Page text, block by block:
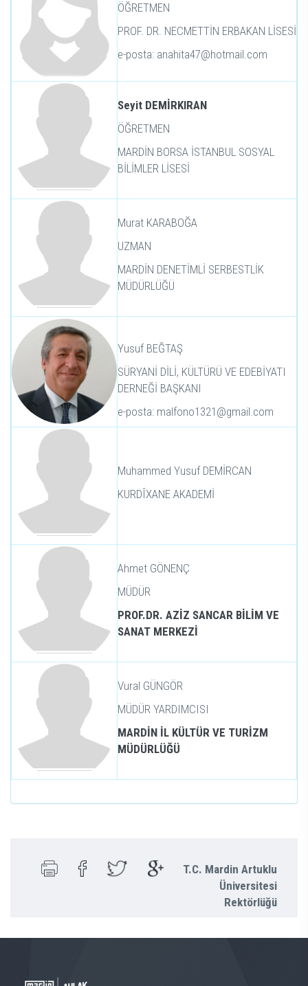
ÖĞRETMEN
PROF. DR. NECMETTİN ERBAKAN LİSESİ
e-posta: anahita47@hotmail.com
Seyit DEMİRKIRAN
ÖĞRETMEN
MARDİN BORSA İSTANBUL SOSYAL
BİLİMLER LİSESİ
Murat KARABOĞA
UZMAN
MARDİN DENETİMLİ SERBESTLİK
MÜDÜRLÜĞÜ
Yusuf BEĞTAŞ
SÜRYANİ DİLİ, KÜLTÜRÜ VE EDEBİYATI
DERNEĞİ BAŞKANI
e-posta: malfono1321@gmail.com
Muhammed Yusuf DEMİRCAN
KURDÎXANE AKADEMİ
Ahmet GÖNENÇ
MÜDÜR
PROF.DR. AZİZ SANCAR BİLİM VE
SANAT MERKEZİ
Vural GÜNGÖR
MÜDÜR YARDIMCISI
MARDİN İL KÜLTÜR VE TURİZM
MÜDÜRLÜĞÜ
T.C. Mardin Artuklu
Üniversitesi
Rektörlüğü